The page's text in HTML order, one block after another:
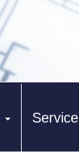
Service